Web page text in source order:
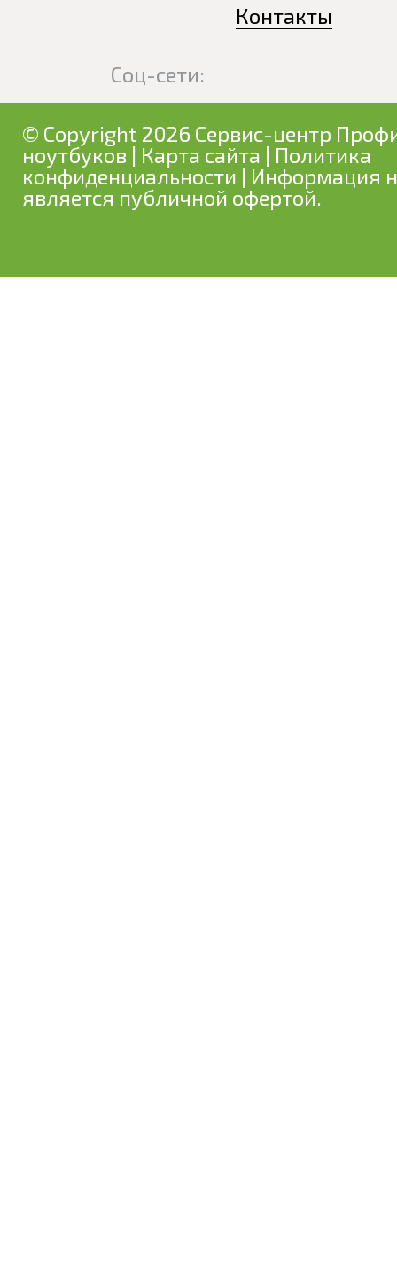
Контакты
Соц-сети:
© Copyright 2026 Сервис-центр
ноутбуков | Карта сайта | Политика
конфиденциальности | Информация
является публичной офертой.